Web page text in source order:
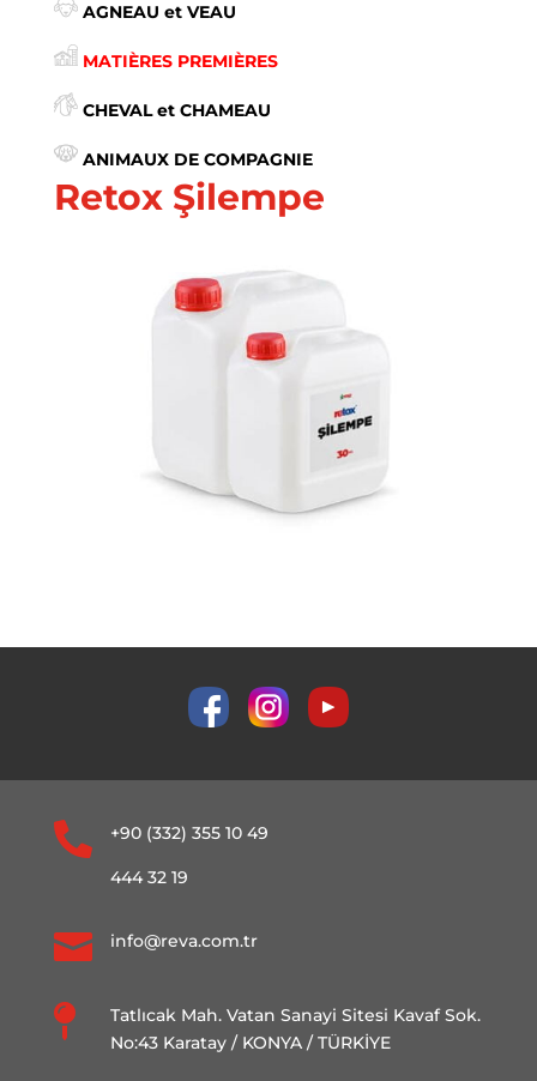
AGNEAU et VEAU
MATIÈRES PREMIÈRES
CHEVAL et CHAMEAU
ANIMAUX DE COMPAGNIE
Retox Şilempe
 +90 (332) 355 10 49
444 32 19
 info@reva.com.tr

Tatlıcak Mah. Vatan Sanayi Sitesi Kavaf Sok.
No:43 Karatay / KONYA / TÜRKİYE